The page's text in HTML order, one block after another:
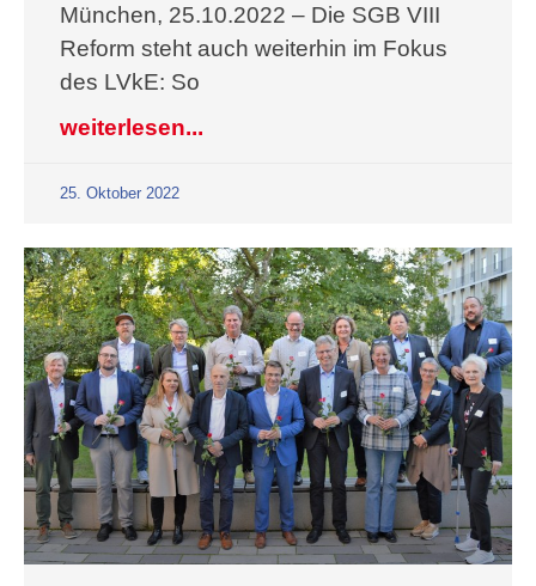
München, 25.10.2022 – Die SGB VIII
Reform steht auch weiterhin im Fokus
des LVkE: So
weiterlesen...
25. Oktober 2022